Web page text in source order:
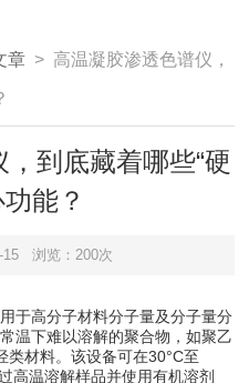
章 > 高温凝胶渗透色谱仪，
到底藏着哪些“硬
能？
15 浏览：200次
于高分子材料分子量及分子量分
温下难以溶解的聚合物，如聚乙
类材料。该设备可在30°C至
高温溶解样品并使用有机溶剂